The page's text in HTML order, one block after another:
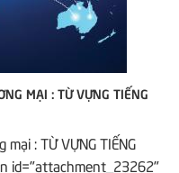
MẠI : TỪ VỰNG TIẾNG
: TỪ VỰNG TIẾNG
id="attachment_23262"